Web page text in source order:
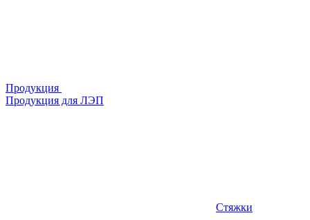
Продукция
Продукция для ЛЭП
Стяжки